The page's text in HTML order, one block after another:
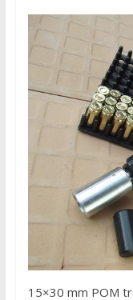
15×30 mm POM